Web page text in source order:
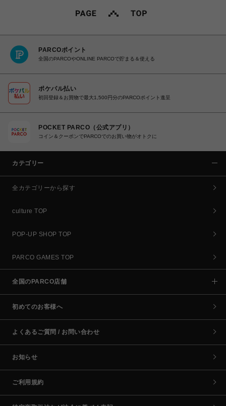
PARCOポイント
全国のPARCOやONLINE PARCOで貯まる＆使える
ポケパル払い
初回登録＆お買物で最大1,500円分のPARCOポイント進呈
POCKET PARCO（公式アプリ）
コイン＆クーポンでPARCOでのお買い物がオトクに
カテゴリー
全カテゴリーから探す
culture TOP
POP-UP SHOP TOP
PARCO GAMES TOP
全国のPARCO店舗
初めてのお客様へ
よくあるご質問 / お問い合わせ
お知らせ
ご利用規約